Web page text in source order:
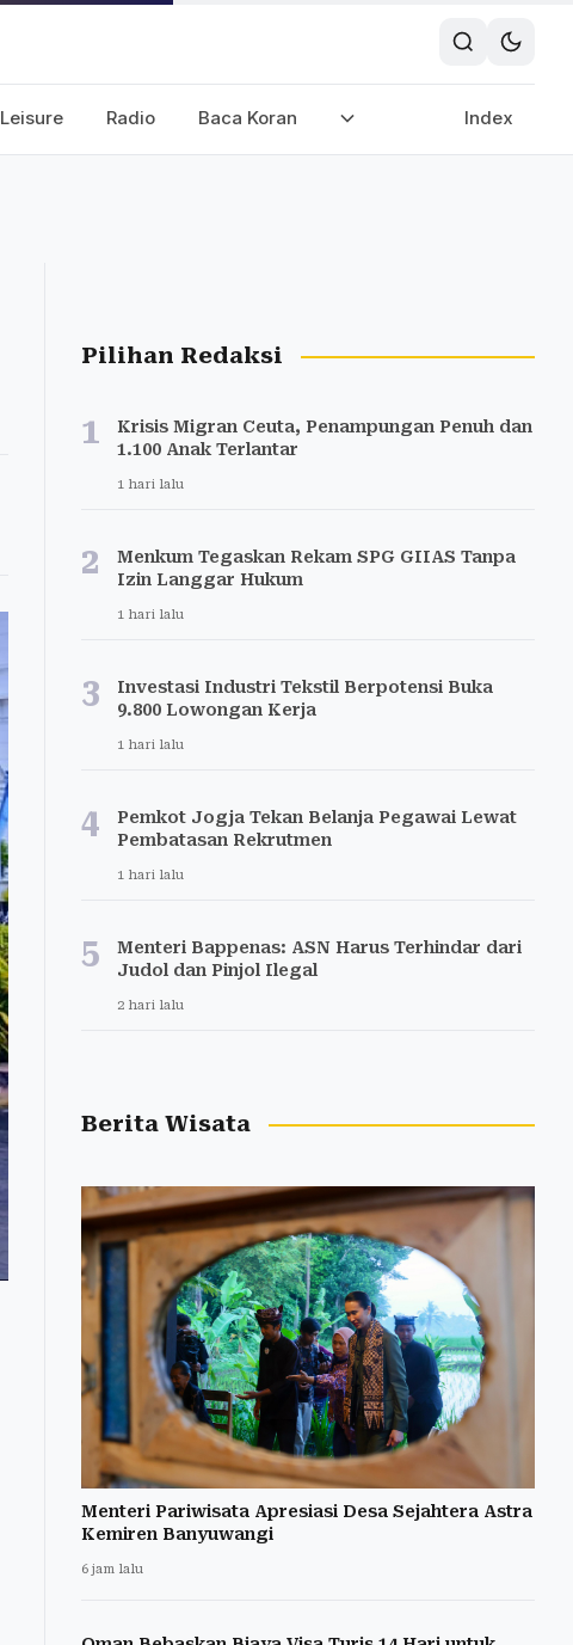
Leisure Radio Baca Koran Index
Pilihan Redaksi
1
Krisis Migran Ceuta, Penampungan Penuh dan
1.100 Anak Terlantar
1 hari lalu
2
Menkum Tegaskan Rekam SPG GIIAS Tanpa
Izin Langgar Hukum
1 hari lalu
3
Investasi Industri Tekstil Berpotensi Buka
9.800 Lowongan Kerja
1 hari lalu
4
Pemkot Jogja Tekan Belanja Pegawai Lewat
Pembatasan Rekrutmen
1 hari lalu
5
Menteri Bappenas: ASN Harus Terhindar dari
Judol dan Pinjol Ilegal
2 hari lalu
Berita Wisata
Menteri Pariwisata Apresiasi Desa Sejahtera Astra
Kemiren Banyuwangi
6 jam lalu